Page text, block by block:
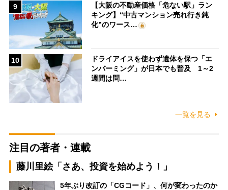
9
【大阪の不動産価格「危ない駅」ラン
キング】“中古マンション売れ行き鈍
化”のワース…
10
ドライアイスを使わず遺体を保つ「エ
ンバーミング」が日本でも普及 1～2
週間は問…
一覧を見る
注目の著者・連載
藤川里絵「さあ、投資を始めよう！」
5年ぶり改訂の「CGコード」、何が変わったのか